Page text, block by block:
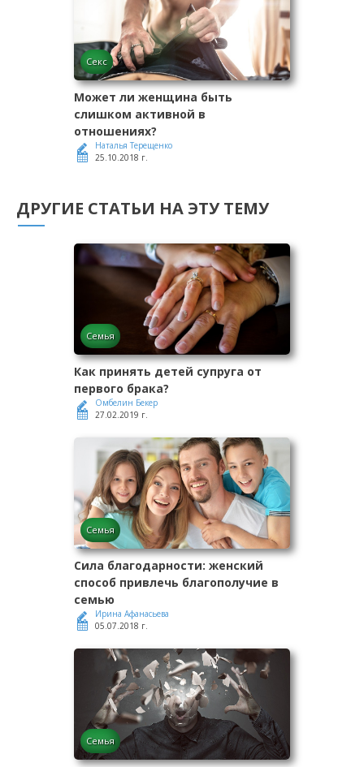
Секс
Может ли женщина быть
слишком активной в
отношениях?
Наталья Терещенко
25.10.2018 г.
ДРУГИЕ СТАТЬИ НА ЭТУ ТЕМУ
Семья
Как принять детей супруга от
первого брака?
Омбелин Бекер
27.02.2019 г.
Семья
Сила благодарности: женский
способ привлечь благополучие в
семью
Ирина Афанасьева
05.07.2018 г.
Семья